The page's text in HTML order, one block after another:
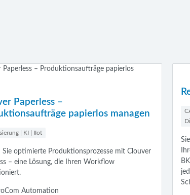
Paperless –
papierlos managen
| KI | IIot
Sie optimierte Produktionsprozesse mit Clouver
– eine Lösung, die Ihren Workflow
Automation